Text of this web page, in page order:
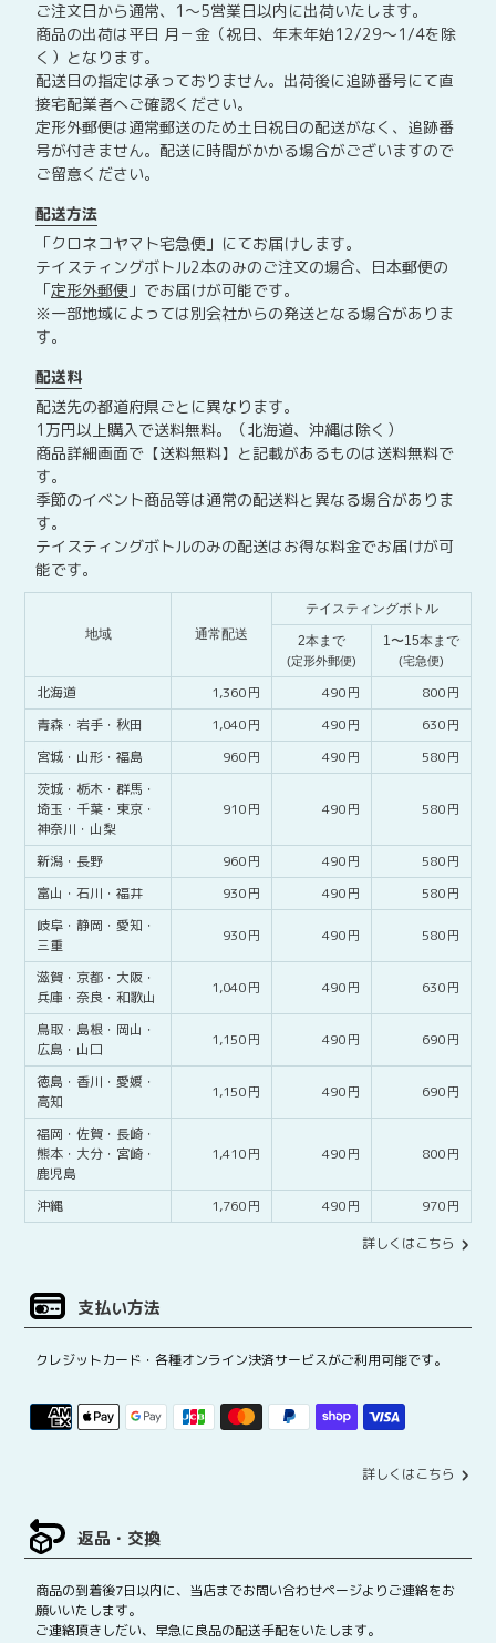
ご注文日から通常、1～5営業日以内に出荷いたします。
商品の出荷は平日 月－金（祝日、年末年始12/29～1/4を除
く）となります。
配送日の指定は承っておりません。出荷後に追跡番号にて直
接宅配業者へご確認ください。
定形外郵便は通常郵送のため土日祝日の配送がなく、追跡番
号が付きません。配送に時間がかかる場合がございますので
ご留意ください。
配送方法
「クロネコヤマト宅急便」にてお届けします。
テイスティングボトル2本のみのご注文の場合、日本郵便の
「定形外郵便 」でお届けが可能です。
※一部地域によっては別会社からの発送となる場合がありま
す。
配送料
配送先の都道府県ごとに異なります。
1万円以上購入で送料無料。（北海道、沖縄は除く）
商品詳細画面で【送料無料】と記載があるものは送料無料で
す。
季節のイベント商品等は通常の配送料と異なる場合がありま
す。
テイスティングボトルのみの配送はお得な料金でお届けが可
能です。
地域 通常配送
テイスティングボトル
2本まで
(定形外郵便)
1〜15本まで
(宅急便)
北海道 1,360 490
800
青森・ 岩手・ 秋田 1,040 490
630
宮城・ 山形・ 福島 960 490
580
茨城・ 栃木・ 群馬・
埼玉・ 千葉・ 東京・
神奈川・ 山梨
910 490 580
新潟・ 長野 960 490
580
富山・ 石川・ 福井 930 490
580
岐阜・ 静岡・ 愛知・
三重
930 490 580
滋賀・ 京都・ 大阪・
兵庫・ 奈良・ 和歌山
1,040 490 630
鳥取・ 島根・ 岡山・
広島・ 山口
1,150 490 690
徳島・ 香川・ 愛媛・
高知
1,150 490 690
福岡・ 佐賀・ 長崎・
熊本・ 大分・ 宮崎・
鹿児島
1,410 490 800
沖縄 1,760 490
970
詳しくはこちら
支払い方法
クレジットカード・各種オンライン決済サービスがご利用可能です。
詳しくはこちら
返品・交換
商品の到着後7日以内に、当店までお問い合わせページよりご連絡をお
願いいたします。
ご連絡頂きしだい、早急に良品の配送手配をいたします。